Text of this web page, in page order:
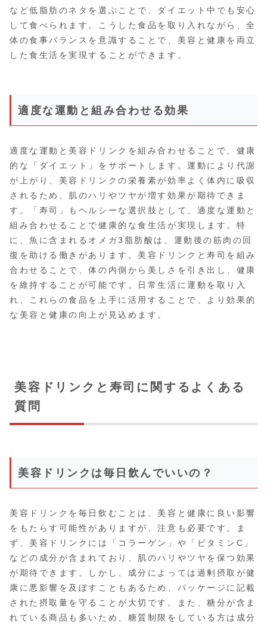
など低脂肪のネタを選ぶことで、ダイエット中でも安心
して食べられます。こうした食品を取り入れながら、全
体の食事バランスを意識することで、美容と健康を両立
した食生活を実現することができます。
適度な運動と組み合わせる効果
適度な運動と美容ドリンクを組み合わせることで、健康
的な「ダイエット」をサポートします。運動により代謝
が上がり、美容ドリンクの栄養素が効率よく体内に吸収
されるため、肌のハリやツヤが増す効果が期待できま
す。「寿司」もヘルシーな選択肢として、適度な運動と
組み合わせることで健康的な食生活が実現します。特
に、魚に含まれるオメガ3脂肪酸は、運動後の筋肉の回
復を助ける働きがあります。美容ドリンクと寿司を組み
合わせることで、体の内側から美しさを引き出し、健康
を維持することが可能です。日常生活に運動を取り入
れ、これらの食品を上手に活用することで、より効果的
な美容と健康の向上が見込めます。
美容ドリンクと寿司に関するよくある
質問
美容ドリンクは毎日飲んでいいの？
美容ドリンクを毎日飲むことは、美容と健康に良い影響
をもたらす可能性がありますが、注意も必要です。ま
ず、美容ドリンクには「コラーゲン」や「ビタミンC」
などの成分が含まれており、肌のハリやツヤを保つ効果
が期待できます。しかし、成分によっては過剰摂取が健
康に悪影響を及ぼすこともあるため、パッケージに記載
された摂取量を守ることが大切です。また、糖分が含ま
れている商品も多いため、糖質制限をしている方は成分